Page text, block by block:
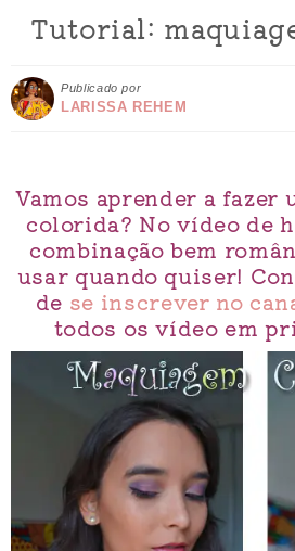
Tutorial:
Publicado por
LARISSA REHEM
Vamos aprender a fazer
colorida? No vídeo de
combinação bem
usar quando quiser!
de se inscrever no
todos os vídeo em